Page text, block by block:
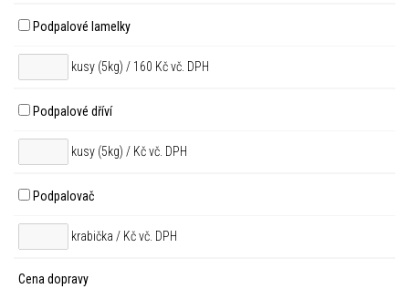
Podpalové lamelky
kusy (5kg) / 160 Kč vč. DPH
Podpalové dříví
kusy (5kg) / Kč vč. DPH
Podpalovač
krabička / Kč vč. DPH
Cena dopravy